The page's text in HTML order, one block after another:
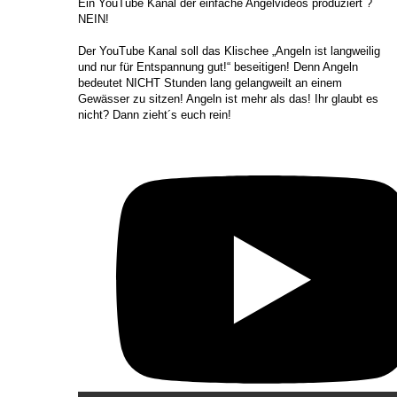
​Ein YouTube Kanal der einfache Angelvideos produziert ?
NEIN!
Der YouTube Kanal soll das Klischee „Angeln ist langweilig
und nur für Entspannung gut!“ beseitigen! Denn Angeln
bedeutet NICHT Stunden lang gelangweilt an einem
Gewässer zu sitzen! Angeln ist mehr als das! Ihr glaubt es
nicht? Dann zieht´s euch rein!